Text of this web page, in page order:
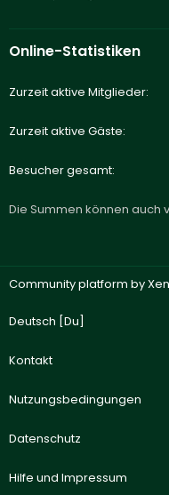
Online-Statistiken
Zurzeit aktive Mitglieder
Zurzeit aktive Gäste
Besucher gesamt
Die Summen können auch
Community platform by
Deutsch [Du]
Kontakt
Nutzungsbedingungen
Datenschutz
Hilfe und Impressum